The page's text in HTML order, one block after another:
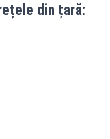
din țară: